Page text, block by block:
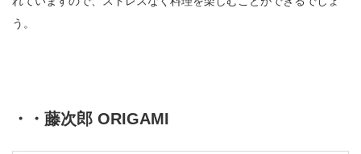
う。
・・藤次郎 ORIGAMI